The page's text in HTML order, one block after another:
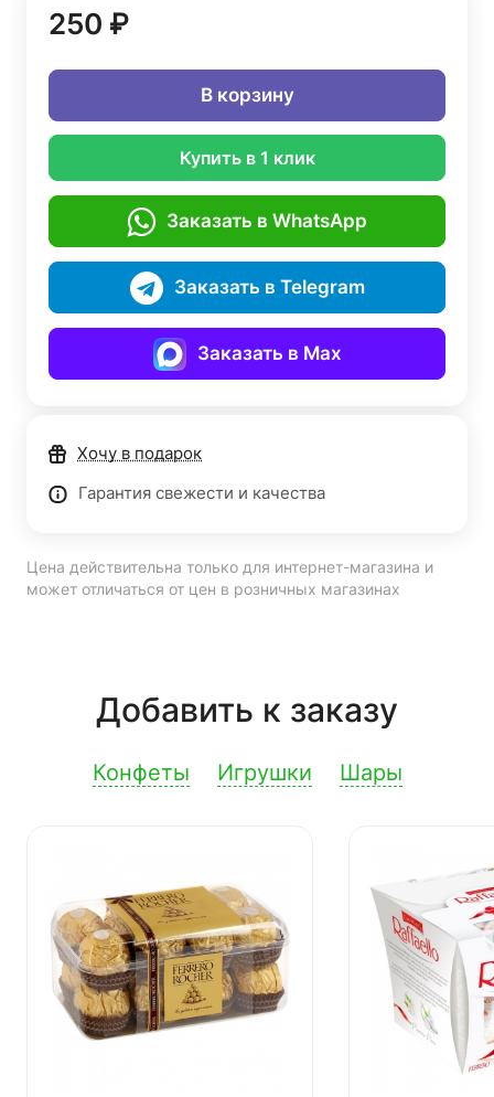
250 ₽
В корзину
Купить в 1 клик
Заказать в WhatsApp
Заказать в Telegram
Заказать в Max
Хочу в подарок
Гарантия свежести и качества
Цена действительна только для интернет-магазина и
может отличаться от цен в розничных магазинах
Добавить к заказу
Конфеты Игрушки Шары